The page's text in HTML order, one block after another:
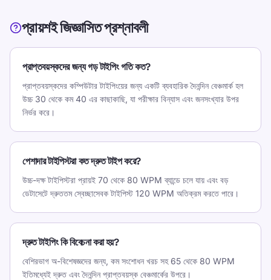
প্রায়শই জিজ্ঞাসিত প্রশ্নাবলী
প্রাপ্তবয়স্কদের জন্য গড় টাইপিং গতি কত?
প্রাপ্তবয়স্কদের কম্পিউটার টাইপিংয়ের জন্য একটি ব্যবহারিক দৈনন্দিন বেঞ্চমার্ক হল
উচ্চ 30 থেকে কম 40 এর কাছাকাছি, যা পরীক্ষার বিন্যাস এবং জনসংখ্যার উপর
নির্ভর করে।
পেশাদার টাইপিস্টরা কত দ্রুত টাইপ করে?
উচ্চ-দক্ষ টাইপিস্টরা প্রায়ই 70 থেকে 80 WPM ব্যান্ডে চলে যায় এবং বড়
ডেটাসেটে দ্রুততম স্বেচ্ছাসেবক টাইপিস্ট 120 WPM অতিক্রম করতে পারে।
দ্রুত টাইপিং কি বিবেচনা করা হয়?
বেশিরভাগ অ-বিশেষজ্ঞদের জন্য, কম সংশোধন খরচ সহ 65 থেকে 80 WPM
ইতিমধ্যেই দ্রুত এবং দৈনন্দিন প্রাপ্তবয়স্ক বেঞ্চমার্কের উপরে।